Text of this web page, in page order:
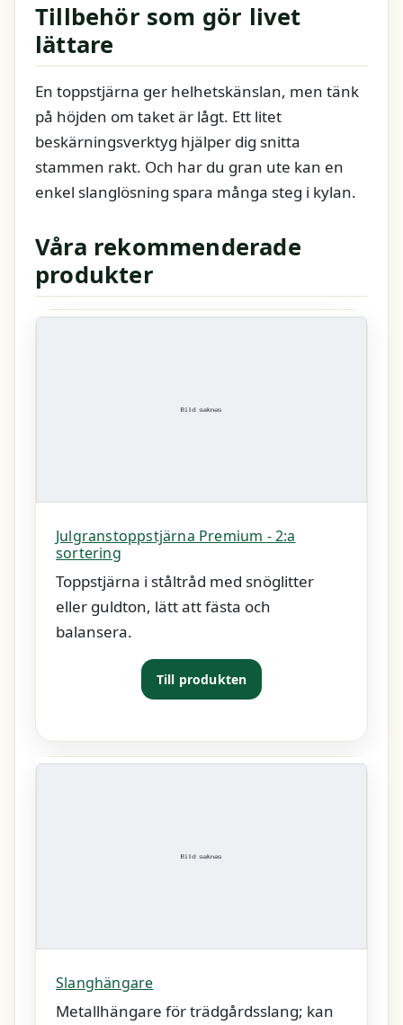
Tillbehör som gör livet
lättare
En toppstjärna ger helhetskänslan, men tänk
på höjden om taket är lågt. Ett litet
beskärningsverktyg hjälper dig snitta
stammen rakt. Och har du gran ute kan en
enkel slanglösning spara många steg i kylan.
Våra rekommenderade
produkter
Julgranstoppstjärna Premium - 2:a
sortering
Toppstjärna i ståltråd med snöglitter
eller guldton, lätt att fästa och
balansera.
Till produkten
Slanghängare
Metallhängare för trädgårdsslang; kan